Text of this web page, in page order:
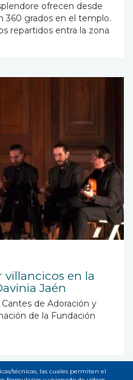
ofrecen desde
360 grados en el templo.
repartidos entra la zona
en la
Jaén
de Adoración y
de la Fundación
técnicas, las cuales permiten el